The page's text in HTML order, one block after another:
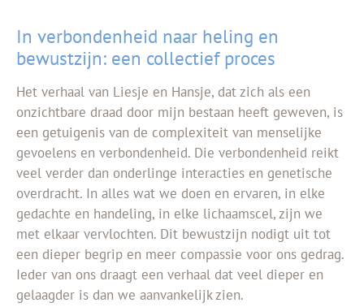
In verbondenheid naar heling en
bewustzijn: een collectief proces
Het verhaal van Liesje en Hansje, dat zich als een
onzichtbare draad door mijn bestaan heeft geweven, is
een getuigenis van de complexiteit van menselijke
gevoelens en verbondenheid. Die verbondenheid reikt
veel verder dan onderlinge interacties en genetische
overdracht. In alles wat we doen en ervaren, in elke
gedachte en handeling, in elke lichaamscel, zijn we
met elkaar vervlochten. Dit bewustzijn nodigt uit tot
een dieper begrip en meer compassie voor ons gedrag.
Ieder van ons draagt een verhaal dat veel dieper en
gelaagder is dan we aanvankelijk zien.